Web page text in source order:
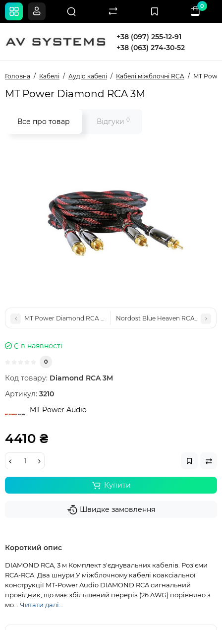
+38 (097) 255-12-91
+38 (063) 274-30-52
0
Головна Кабелі Аудіо кабелі Кабелі міжблочні RCA MT
MT Power Diamond RCA 3M
Все про товар Відгуки 0
MT Power Diamond RCA 2M Nordost Blue Heaven RCA-RCA 1M
Є в наявності
0
Код товару: Diamond RCA 3M
Артикул: 3210
MT Power Audio
4410 ₴
Купити
Швидке замовлення
Короткий опис
DIAMOND RCA, 3 м Комплект з'єднувальних кабелів. Роз'єми
RCA-RCA. Два шнури.У міжблочному кабелі коаксіальної
конструкції MT-Power Audio DIAMOND RCA сигнальний
провідник, що має збільшений переріз (26 AWG) порівняно з
мо... Читати далі...